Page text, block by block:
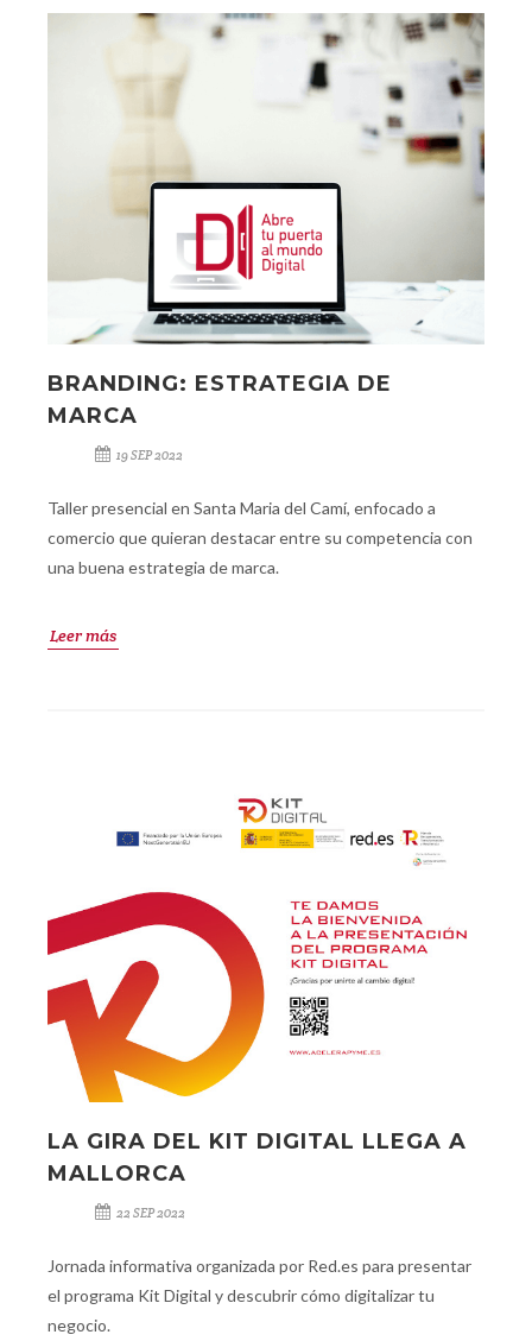
BRANDING: ESTRATEGIA DE
MARCA
19 SEP 2022
Taller presencial en Santa Maria del Camí, enfocado a
comercio que quieran destacar entre su competencia con
una buena estrategia de marca.
Leer más
LA GIRA DEL KIT DIGITAL LLEGA A
MALLORCA
22 SEP 2022
Jornada informativa organizada por Red.es para presentar
el programa Kit Digital y descubrir cómo digitalizar tu
negocio.